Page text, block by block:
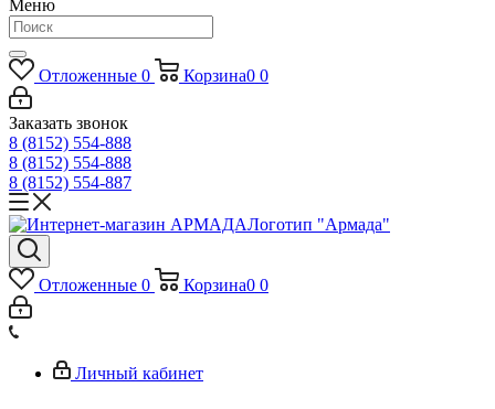
Меню
Отложенные 0 Корзина0 0
Заказать звонок
8 (8152) 554-888
8 (8152) 554-888
8 (8152) 554-887
Логотип "Армада"
Отложенные 0 Корзина0 0
Личный кабинет